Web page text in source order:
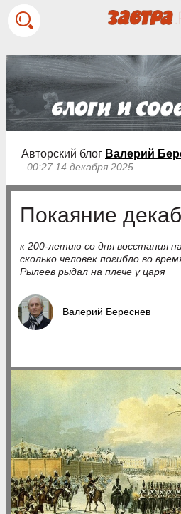
Авторский блог Валерий
00:27 14 декабря 2025
Покаяние
к 200-летию со дня восстания
сколько человек погибло во
Рылеев рыдал на плече у царя
Валерий Береснев